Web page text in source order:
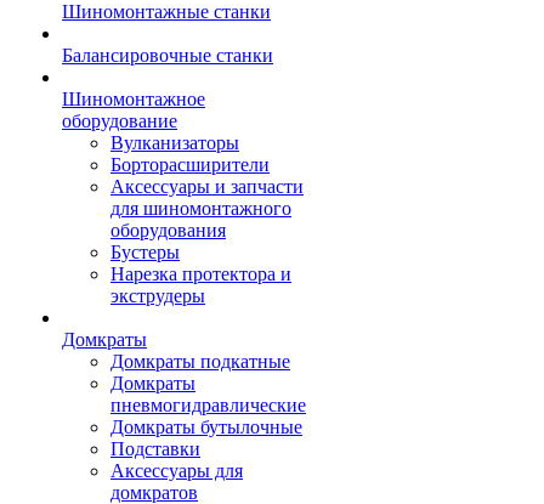
Шиномонтажные станки
Балансировочные станки
Шиномонтажное
оборудование
Вулканизаторы
Борторасширители
Аксессуары и запчасти
для шиномонтажного
оборудования
Бустеры
Нарезка протектора и
экструдеры
Домкраты
Домкраты подкатные
Домкраты
пневмогидравлические
Домкраты бутылочные
Подставки
Аксессуары для
домкратов